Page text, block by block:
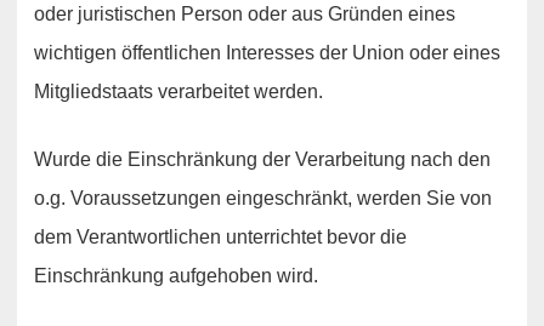
oder juristischen Person oder aus Gründen eines
wichtigen öffentlichen Interesses der Union oder eines
Mitgliedstaats verarbeitet werden.
Wurde die Einschränkung der Verarbeitung nach den
o.g. Voraussetzungen eingeschränkt, werden Sie von
dem Verantwortlichen unterrichtet bevor die
Einschränkung aufgehoben wird.